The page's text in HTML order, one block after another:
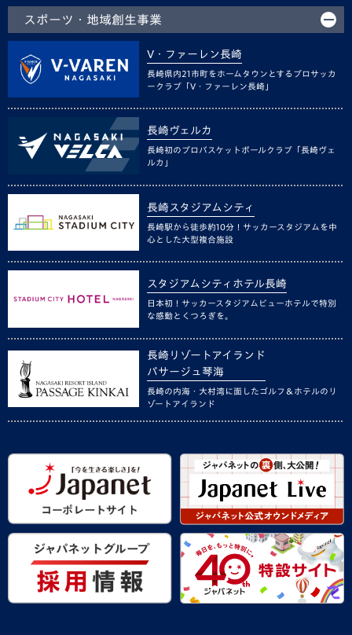
スポーツ・地域創生事業
V・ファーレン長崎
長崎県内21市町をホームタウンとするプロサッカ
ークラブ「V・ファーレン長崎」
長崎ヴェルカ
長崎初のプロバスケットボールクラブ「長崎ヴェ
ルカ」
長崎スタジアムシティ
長崎駅から徒歩約10分！サッカースタジアムを中
心とした大型複合施設
スタジアムシティホテル長崎
日本初！サッカースタジアムビューホテルで特別
な感動とくつろぎを。
長崎リゾートアイランド
パサージュ琴海
長崎の内海・大村湾に面したゴルフ＆ホテルのリ
ゾートアイランド